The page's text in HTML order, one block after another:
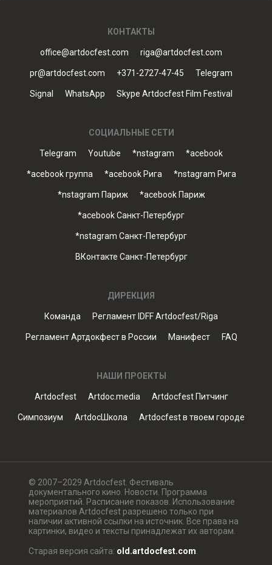
КОНТАКТЫ
office@artdocfest.com riga@artdocfest.com
pr@artdocfest.com +371-2727-47-45 Telegram
Signal WhatsApp Skype Artdocfest Film Festival
СОЦИАЛЬНЫЕ СЕТИ
Telegram Youtube *nstagram *acebook
*acebook группа *acebook Рига *nstagram Рига
*nstagram Париж *acebook Париж
*acebook Санкт-Петербург
*nstagram Санкт-Петербург
ВКонтакте Санкт-Петербург
ДИРЕКЦИЯ
Команда Регламент IDFF Artdocfest/Riga
Регламент Артдокфест в России Манифест FAQ
НАШИ ПРОЕКТЫ
Artdocfest Artdoc.media Artdocfest Питчинг
Симпозиум ArtdocШкола Artdocfest в твоем городе
© 2007–2029 Artdocfest. Фестиваль
документального кино. Новости. Программа
мероприятий. Расписание показов. Использование
материалов Artdocfest разрешено только при
наличии активной ссылки на источник. Все права на
картинки, видео и тексты принадлежат их авторам.
Старая версия сайта: old.artdocfest.com